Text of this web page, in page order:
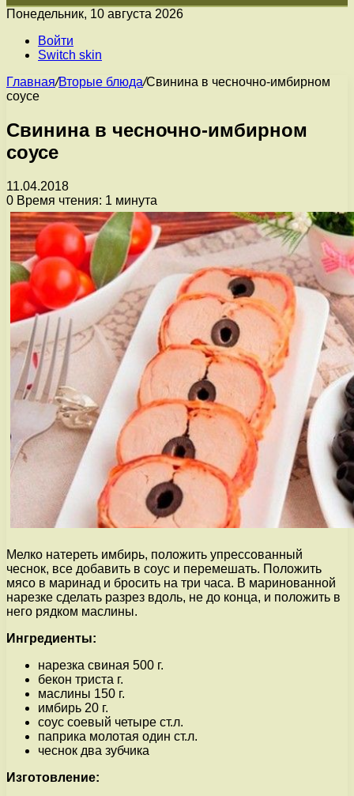
Понедельник, 10 августа 2026
Войти
Switch skin
Главная/Вторые блюда/Свинина в чесночно-имбирном
соусе
Свинина в чесночно-имбирном
соусе
11.04.2018
0 Время чтения: 1 минута
Мелко натереть имбирь, положить упрессованный
чеснок, все добавить в соус и перемешать. Положить
мясо в маринад и бросить на три часа. В маринованной
нарезке сделать разрез вдоль, не до конца, и положить в
него рядком маслины.
Ингредиенты:
нарезка свиная 500 г.
бекон триста г.
маслины 150 г.
имбирь 20 г.
соус соевый четыре ст.л.
паприка молотая один ст.л.
чеснок два зубчика
Изготовление: